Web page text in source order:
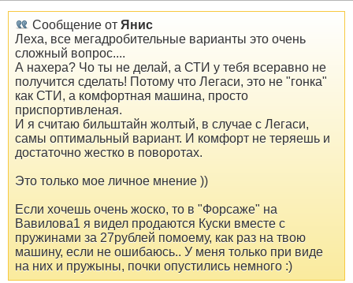
Сообщение от Янис
Леха, все мегадробительные варианты это очень
сложный вопрос....
А нахера? Чо ты не делай, а СТИ у тебя всеравно не
получится сделать! Потому что Легаси, это не "гонка"
как СТИ, а комфортная машина, просто
приспортивленая.
И я считаю бильштайн жолтый, в случае с Легаси,
самы оптимальный вариант. И комфорт не теряешь и
достаточно жестко в поворотах.
Это только мое личное мнение ))
Если хочешь очень жоско, то в "Форсаже" на
Вавилова1 я видел продаются Куски вместе с
пружинами за 27рублей помоему, как раз на твою
машину, если не ошибаюсь.. У меня только при виде
на них и пружыны, почки опустились немного :)